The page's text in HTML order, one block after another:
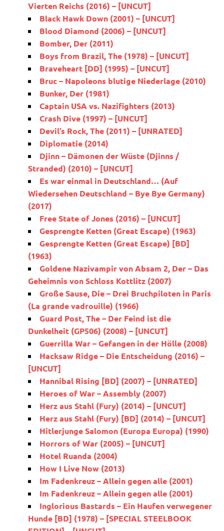
Vierten Reichs (2016) – [UNCUT]
Black Hawk Down (2001) – [UNCUT]
Blood Diamond (2006) – [UNCUT]
Bomber, Der (2011)
Boys from Brazil, The (1978) – [UNCUT]
Braveheart [DD] (1995) – [UNCUT]
Bruc – Napoleons blutige Niederlage (2010)
Bunker, Der (1981)
Captain USA vs. Nazifighters (2013)
Crash Dive (1997) – [UNCUT]
Devil’s Rock, The (2011) – [UNRATED]
Diplomatie (2014)
Djinn – Dämonen der Wüste (Djinns /
Stranded) (2010) – [UNCUT]
Es war einmal in Deutschland… (Auf
Wiedersehen Deutschland – Bye Bye Germany)
(2017)
Free State of Jones (2016) – [UNCUT]
Gesprengte Ketten (Great Escape) (1963)
Gesprengte Ketten (Great Escape) [BD]
(1963)
Goldene Nazivampir von Absam 2, Der – Das
Geheimnis von Schloss Kottlitz (2007)
Große Sause, Die – Drei Bruchpiloten in Paris
(La grande vadrouille) (1966)
Guard Post, The – Der Feind ist die
Dunkelheit (GP506) (2008) – [UNCUT]
Guerrilla War – Gefangen in der Hölle (2008)
Hacksaw Ridge – Die Entscheidung (2016) –
[UNCUT]
Hannibal Rising [BD] (2007) – [UNRATED]
Heroes of War – Assembly (2007)
Herz aus Stahl (Fury) (2014) – [UNCUT]
Herz aus Stahl (Fury) [BD] (2014) – [UNCUT]
Hitlerjunge Salomon (Europa Europa) (1990)
Horrors of War (2005) – [UNCUT]
Hotel Ruanda (2004)
How I Live Now (2013)
Im Fadenkreuz – Allein gegen alle (2001)
Im Fadenkreuz – Allein gegen alle (2001)
Inglorious Bastards – Ein Haufen verwegener
Hunde [BD] (1978) – [SPECIAL STEELBOOK